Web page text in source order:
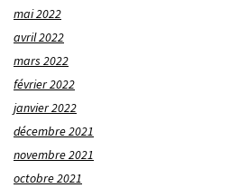
mai 2022
avril 2022
mars 2022
février 2022
janvier 2022
décembre 2021
novembre 2021
octobre 2021